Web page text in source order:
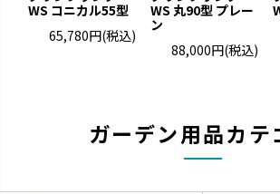
WS コニカル55型
65,780円(税込)
WS 丸90型 プレー
ン
88,000円(税込)
ガーデン用品カテ